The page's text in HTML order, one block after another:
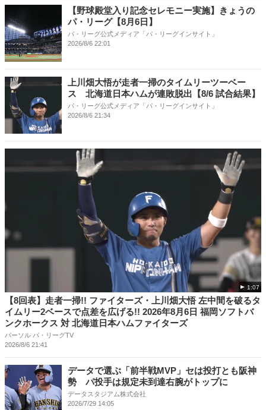
【野球殿堂入り記念セレモニー実施】きょうの
パ・リーグ【8月6日】
パ・リーグ公式メディア「パ・リーグインサイト」
2026/8/6 22:01
上川畑大悟が走者一掃のタイムリーツーベー
ス 北海道日本ハムが連敗脱出【8/6 試合結果】
パ・リーグ公式メディア「パ・リーグインサイト」
2026/8/6 21:34
1:07
【8回表】走者一掃!! ファイターズ・上川畑大悟 左中間を破るタ
イムリー2ベースで点差を広げる!! 2026年8月6日 福岡ソフトバ
ンクホークス 対 北海道日本ハムファイターズ
パーソル パ・リーグTV
2026/8/6 21:41
データで選ぶ「前半戦MVP」セは投打とも阪神
勢 パ投手は規定未到達右腕がトップに
データスタジアム株式会社
2026/7/29 14:05